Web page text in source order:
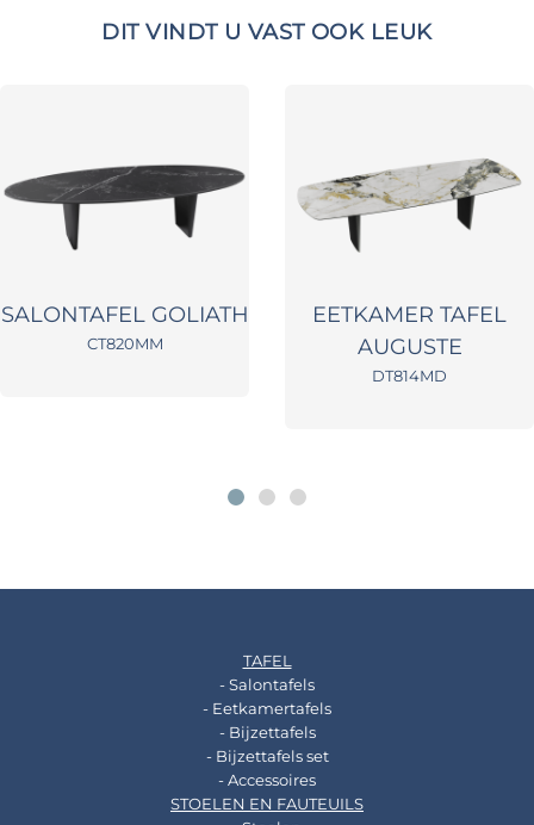
DIT VINDT U VAST OOK LEUK
SALONTAFEL GOLIATH
CT820MM
EETKAMER TAFEL
AUGUSTE
DT814MD
TAFEL
- Salontafels
- Eetkamertafels
- Bijzettafels
- Bijzettafels set
- Accessoires
STOELEN EN FAUTEUILS